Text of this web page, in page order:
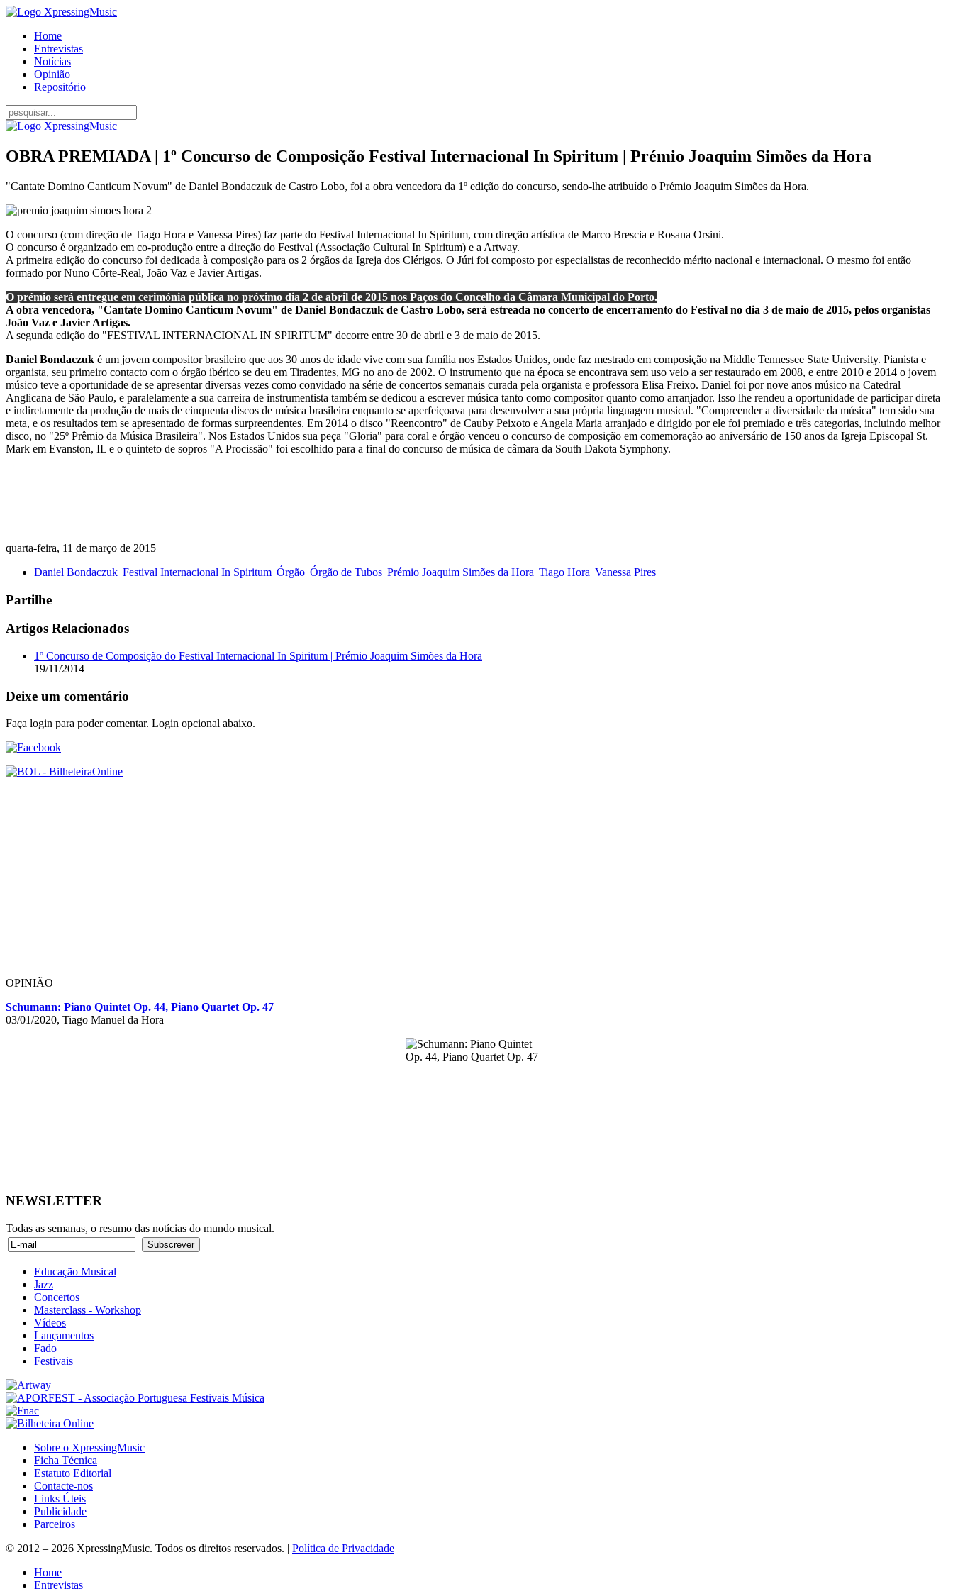
Home
Entrevistas
Notícias
Opinião
Repositório
OBRA PREMIADA | 1º Concurso de Composição Festival Internacional In Spiritum | Prémio Joaquim Simões da Hora
"Cantate Domino Canticum Novum" de Daniel Bondaczuk de Castro Lobo, foi a obra vencedora da 1º edição do concurso, sendo-lhe atribuído o Prémio Joaquim Simões da Hora.
O concurso (com direção de Tiago Hora e Vanessa Pires) faz parte do Festival Internacional In Spiritum, com direção artística de Marco Brescia e Rosana Orsini.
O concurso é organizado em co-produção entre a direção do Festival (Associação Cultural In Spiritum) e a Artway.
A primeira edição do concurso foi dedicada à composição para os 2 órgãos da Igreja dos Clérigos. O Júri foi composto por especialistas de reconhecido mérito nacional e internacional. O mesmo foi então
formado por Nuno Côrte-Real, João Vaz e Javier Artigas.
O prémio será entregue em cerimónia pública no próximo dia 2 de abril de 2015 nos Paços do Concelho da Câmara Municipal do Porto.
A obra vencedora, "Cantate Domino Canticum Novum" de Daniel Bondaczuk de Castro Lobo, será estreada no concerto de encerramento do Festival no dia 3 de maio de 2015, pelos organistas
João Vaz e Javier Artigas.
A segunda edição do "FESTIVAL INTERNACIONAL IN SPIRITUM" decorre entre 30 de abril e 3 de maio de 2015.
Daniel Bondaczuk é um jovem compositor brasileiro que aos 30 anos de idade vive com sua família nos Estados Unidos, onde faz mestrado em composição na Middle Tennessee State University. Pianista e
organista, seu primeiro contacto com o órgão ibérico se deu em Tiradentes, MG no ano de 2002. O instrumento que na época se encontrava sem uso veio a ser restaurado em 2008, e entre 2010 e 2014 o jovem
músico teve a oportunidade de se apresentar diversas vezes como convidado na série de concertos semanais curada pela organista e professora Elisa Freixo. Daniel foi por nove anos músico na Catedral
Anglicana de São Paulo, e paralelamente a sua carreira de instrumentista também se dedicou a escrever música tanto como compositor quanto como arranjador. Isso lhe rendeu a oportunidade de participar direta
e indiretamente da produção de mais de cinquenta discos de música brasileira enquanto se aperfeiçoava para desenvolver a sua própria linguagem musical. "Compreender a diversidade da música" tem sido sua
meta, e os resultados tem se apresentado de formas surpreendentes. Em 2014 o disco "Reencontro" de Cauby Peixoto e Angela Maria arranjado e dirigido por ele foi premiado e três categorias, incluindo melhor
disco, no "25º Prêmio da Música Brasileira". Nos Estados Unidos sua peça "Gloria" para coral e órgão venceu o concurso de composição em comemoração ao aniversário de 150 anos da Igreja Episcopal St.
Mark em Evanston, IL e o quinteto de sopros "A Procissão" foi escolhido para a final do concurso de música de câmara da South Dakota Symphony.
quarta-feira, 11 de março de 2015
Daniel Bondaczuk Festival Internacional In Spiritum Órgão Órgão de Tubos Prémio Joaquim Simões da Hora Tiago Hora Vanessa Pires
Partilhe
Artigos Relacionados
1º Concurso de Composição do Festival Internacional In Spiritum | Prémio Joaquim Simões da Hora
19/11/2014
Deixe um comentário
Faça login para poder comentar. Login opcional abaixo.
OPINIÃO
Schumann: Piano Quintet Op. 44, Piano Quartet Op. 47
03/01/2020, Tiago Manuel da Hora
NEWSLETTER
Todas as semanas, o resumo das notícias do mundo musical.
Educação Musical
Jazz
Concertos
Masterclass - Workshop
Vídeos
Lançamentos
Fado
Festivais
Sobre o XpressingMusic
Ficha Técnica
Estatuto Editorial
Contacte-nos
Links Úteis
Publicidade
Parceiros
© 2012 – 2026 XpressingMusic. Todos os direitos reservados. | Política de Privacidade
Home
Entrevistas